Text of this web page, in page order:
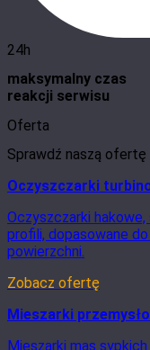
24h
maksymalny czas
reakcji serwisu
Oferta
Sprawdź naszą ofertę
Oczyszczarki
Oczyszczarki
profili, dopasowane
powierzchni.
Zobacz ofertę
Mieszarki
Mieszarki mas